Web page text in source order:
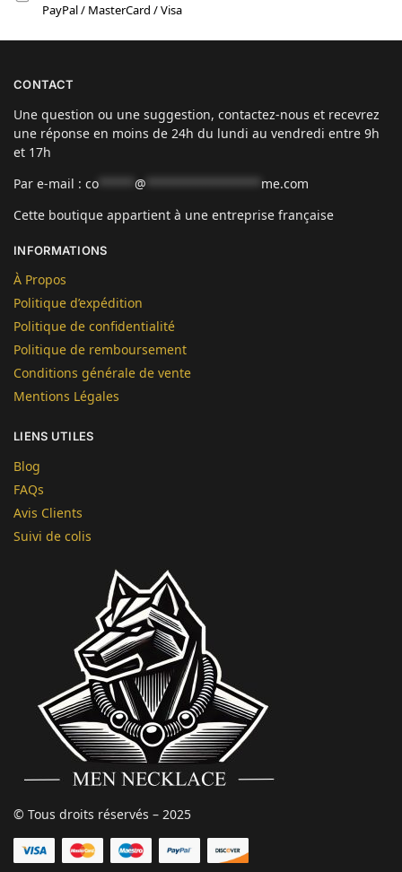
PayPal / MasterCard / Visa
CONTACT
Une question ou une suggestion, contactez-nous et recevrez
une réponse en moins de 24h du lundi au vendredi entre 9h
et 17h
Par e-mail : co @
me.com
Cette boutique appartient à une entreprise française
INFORMATIONS
À Propos
Politique d’expédition
Politique de confidentialité
Politique de remboursement
Conditions générale de vente
Mentions Légales
LIENS UTILES
Blog
FAQs
Avis Clients
Suivi de colis
© Tous droits réservés – 2025